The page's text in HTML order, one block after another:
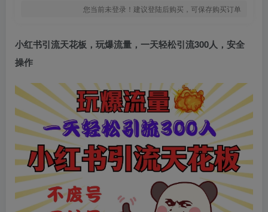
您当前未登录！建议登陆后购买，可保存购买订单
小红书引流天花板 ，玩爆流量，一天轻松引流300人，安全
操作